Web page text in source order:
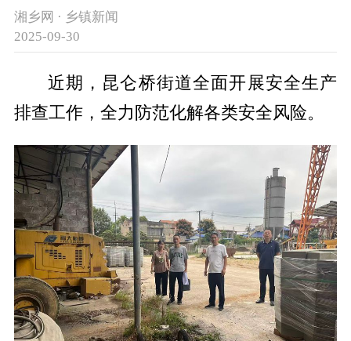
湘乡网 · 乡镇新闻
2025-09-30
近期，昆仑桥街道全面开展安全生产
排查工作，全力防范化解各类安全风险。